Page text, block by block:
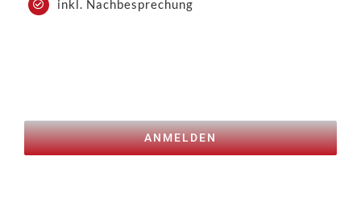
inkl. Nachbesprechung
ANMELDEN